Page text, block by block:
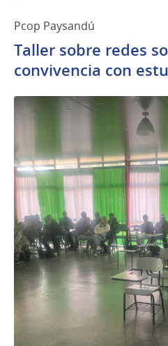
Pcop Paysandú
Taller sobre redes
convivencia con